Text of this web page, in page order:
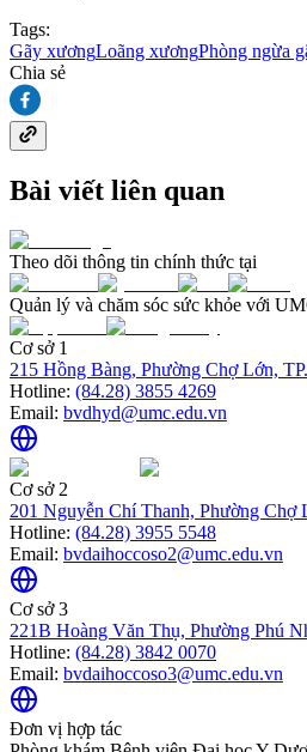
Tags:
Gãy xươngLoãng xươngPhòng ngừa
Chia sẻ
Bài viết liên quan
Theo dõi thông tin chính thức tại
Quản lý và chăm sóc sức khỏe với
Cơ sở 1
215 Hồng Bàng, Phường Chợ Lớn,
Hotline: (84.28) 3855 4269
Email: bvdhyd@umc.edu.vn
Cơ sở 2
201 Nguyễn Chí Thanh, Phường Chợ
Hotline: (84.28) 3955 5548
Email: bvdaihoccoso2@umc.edu.vn
Cơ sở 3
221B Hoàng Văn Thụ, Phường Phú
Hotline: (84.28) 3842 0070
Email: bvdaihoccoso3@umc.edu.vn
Đơn vị hợp tác